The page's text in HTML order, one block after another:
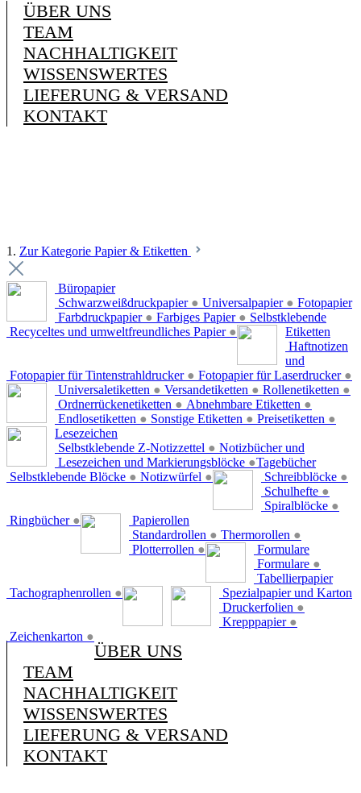
ÜBER UNS
TEAM
NACHHALTIGKEIT
WISSENSWERTES
LIEFERUNG & VERSAND
KONTAKT
1. Zur Kategorie Papier & Etiketten
Büropapier
Schwarzweißdruckpapier ● Universalpapier ●
Farbdruckpapier ● Farbiges Papier ●
Recyceltes und umweltfreundliches Papier ●
Fotopapier
Fotopapier für Tintenstrahldrucker ● Fotopapier für Laserdrucker ●
Selbstklebende
Etiketten
Universaletiketten ● Versandetiketten ● Rollenetiketten ●
Ordnerrückenetiketten ● Abnehmbare Etiketten ●
Endlosetiketten ● Sonstige Etiketten ● Preisetiketten ●
Haftnotizen
und
Lesezeichen
Selbstklebende Z-Notizzettel ●
Lesezeichen und Markierungsblöcke ●
Selbstklebende Blöcke ● Notizwürfel ●
Notizbücher und
Tagebücher
Schreibblöcke ●
Schulhefte ●
Spiralblöcke ●
Ringbücher ●
Papierollen
Standardrollen ● Thermorollen ●
Plotterrollen ●
Formulare
Formulare ●
Tachographenrollen ●
Tabellierpapier
Spezialpapier und Karton
Druckerfolien ●
Krepppapier ●
Zeichenkarton ●
ÜBER UNS
TEAM
NACHHALTIGKEIT
WISSENSWERTES
LIEFERUNG & VERSAND
KONTAKT